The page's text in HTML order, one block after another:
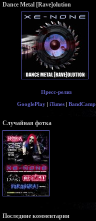
Dance Metal [Rave]olution
Пресс-релиз
GooglePlay| iTunes| BandCamp
Случайная фотка
Последние комментарии